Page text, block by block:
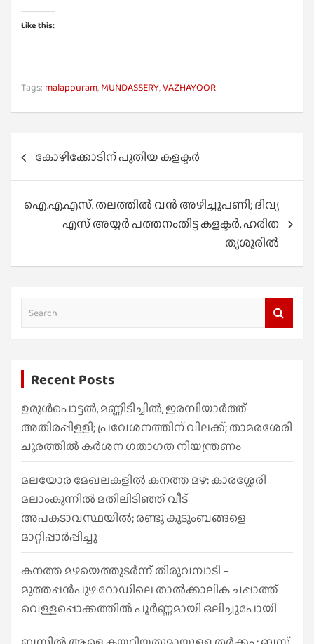
Like this:
Tags: malappuram, MUNDASSERY,VAZHAYOOR
navigation
കോഴിക്കോടിന് പുതിയ കളക്ടർ
ഐ.എ.എസ്. തലത്തില്‍ വന്‍ അഴിച്ചുപണി; ദിവ്യ
എസ് അയ്യര്‍ പത്തനംതിട്ട കളക്ടര്‍, ഹരിത
തൃശൂരില്‍
a
h
Recent Posts
ഉരുൾപൊട്ടൽ, മണ്ണിടിച്ചിൽ, ഇരമ്പിയാര്‍ത്ത്
അതിരപ്പിള്ളി; പ്രവേശനത്തിന് വിലക്ക്; താമരശേരി
ചുരത്തില്‍ കര്‍ശന ഗതാഗത നിയന്ത്രണം
മലയോര മേഖലകളിൽ കനത്ത മഴ: കാരശ്ശേരി
മലാംകുന്നിൽ മതിലിടിഞ്ഞ് വീട്
അപകടാവസ്ഥയിൽ; രണ്ടു കുടുംബങ്ങളെ
മാറ്റിപ്പാർപ്പിച്ചു
കനത്ത മഴയെത്തുടർന്ന് തിരുവമ്പാടി –
മുത്തപ്പൻപുഴ റോഡിലെ താൽക്കാലിക ചപ്പാത്ത്
വെള്ളപ്പൊക്കത്തിൽ പൂർണ്ണമായി ഒലിച്ചുപോയി